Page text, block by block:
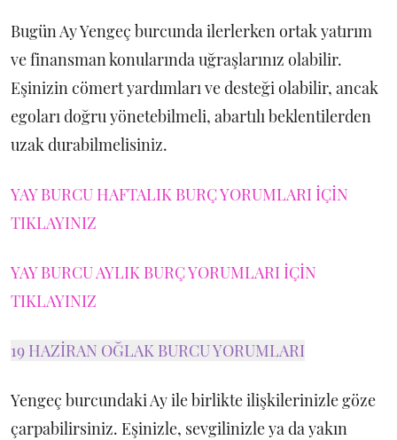
Bugün Ay Yengeç burcunda ilerlerken ortak yatırım
ve finansman konularında uğraşlarınız olabilir.
Eşinizin cömert yardımları ve desteği olabilir, ancak
egoları doğru yönetebilmeli, abartılı beklentilerden
uzak durabilmelisiniz.
YAY BURCU HAFTALIK BURÇ YORUMLARI İÇİN
TIKLAYINIZ
YAY BURCU AYLIK BURÇ YORUMLARI İÇİN
TIKLAYINIZ
19 HAZİRAN OĞLAK BURCU YORUMLARI
Yengeç burcundaki Ay ile birlikte ilişkilerinizle göze
çarpabilirsiniz. Eşinizle, sevgilinizle ya da yakın